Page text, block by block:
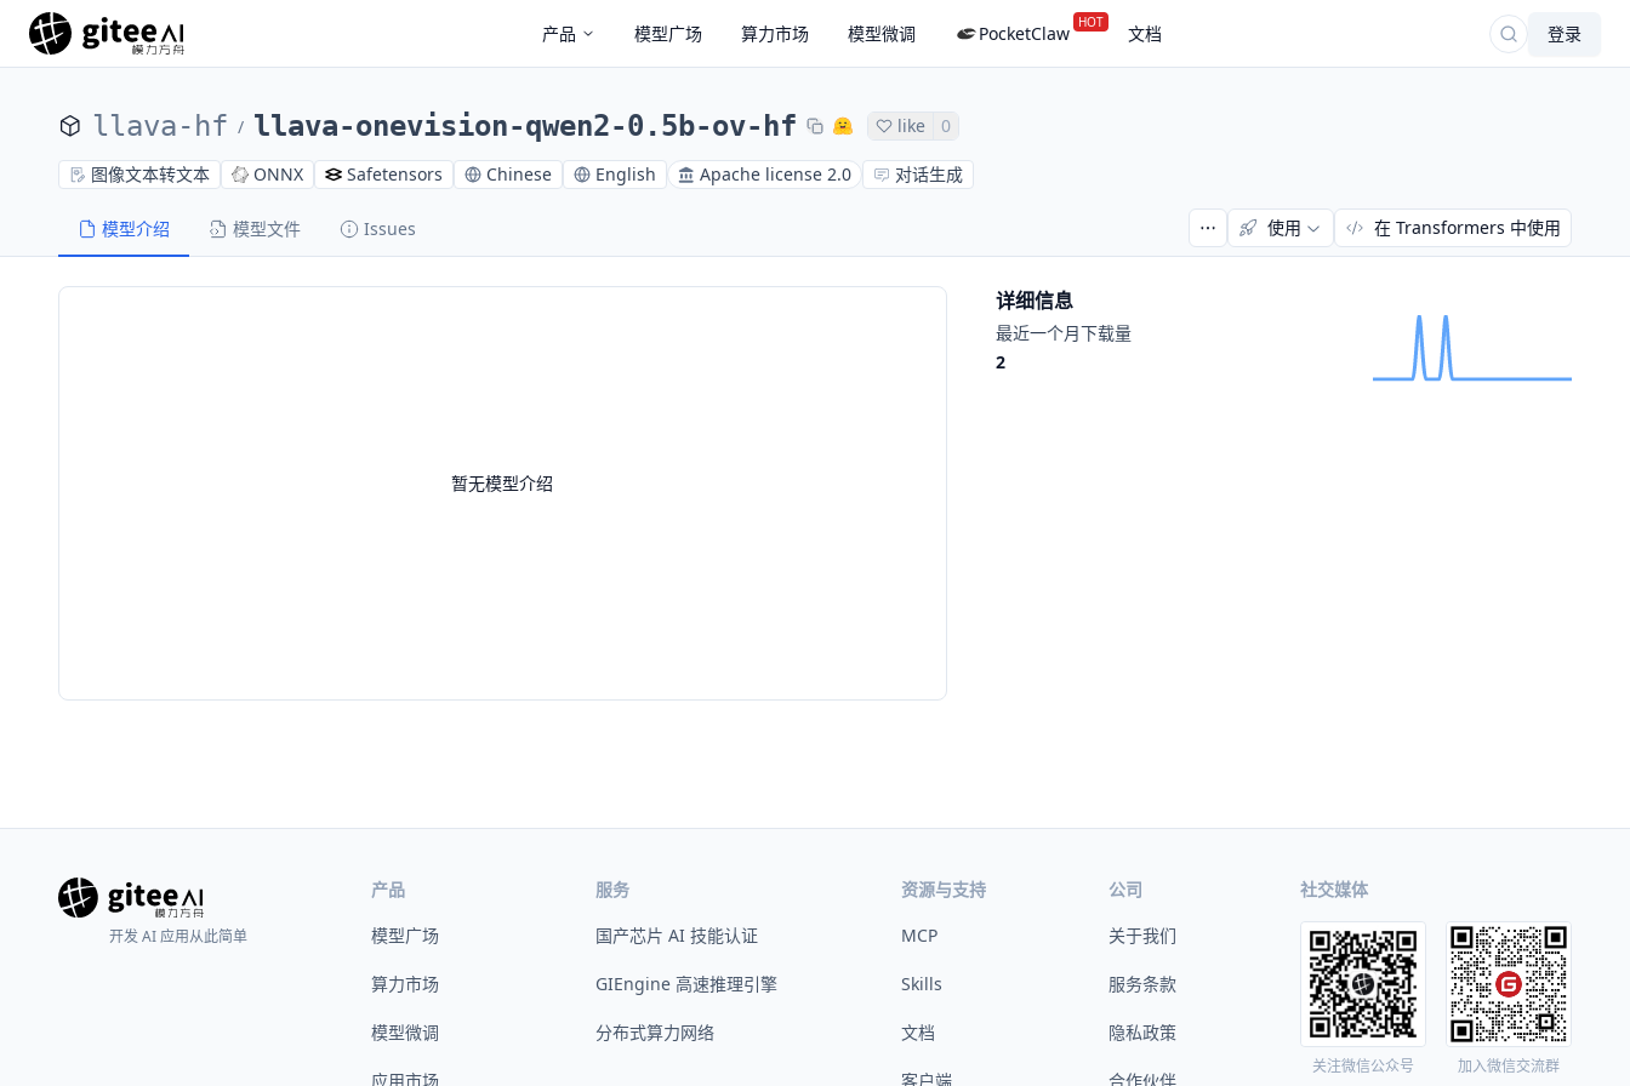
产品 模型广场 算力市场 模型微调 PocketClaw HOT 文档 登录
llava-hf / llava-onevision-qwen2-0.5b-ov-hf like 0
图像文本转文本 ONNX Safetensors Chinese English Apache license 2.0 对话生成
模型介绍 模型文件 Issues 使用 在 Transformers 中使用
暂无模型介绍
详细信息
最近一个月下载量
2
开发 AI 应用从此简单
产品
模型广场
算力市场
模型微调
应用市场
服务
国产芯片 AI 技能认证
GIEngine 高速推理引擎
分布式算力网络
资源与支持
MCP
Skills
文档
客户端
公司
关于我们
服务条款
隐私政策
合作伙伴
社交媒体
关注微信公众号 加入微信交流群